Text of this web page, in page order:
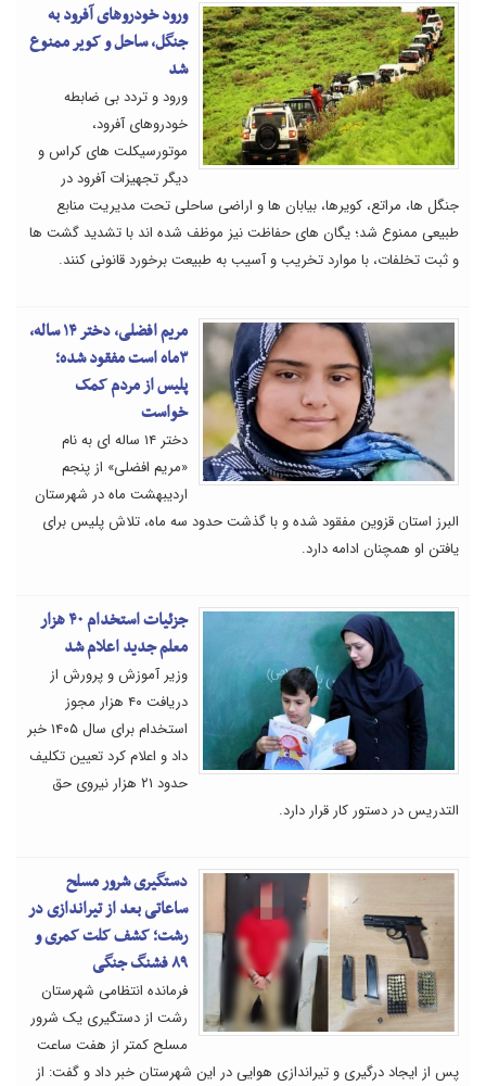
ورود خودروهای آفرود به
جنگل، ساحل و کویر ممنوع
شد
ورود و تردد بی ضابطه
خودروهای آفرود،
موتورسیکلت های کراس و
دیگر تجهیزات آفرود در
جنگل ها، مراتع، کویرها، بیابان ها و اراضی ساحلی تحت مدیریت منابع
طبیعی ممنوع شد؛ یگان های حفاظت نیز موظف شده اند با تشدید گشت ها
و ثبت تخلفات، با موارد تخریب و آسیب به طبیعت برخورد قانونی کنند.
مریم افضلی، دختر ۱۴ ساله،
۳ماه است مفقود شده؛
پلیس از مردم کمک
خواست
دختر ۱۴ ساله ای به نام
«مریم افضلی» از پنجم
اردیبهشت ماه در شهرستان
البرز استان قزوین مفقود شده و با گذشت حدود سه ماه، تلاش پلیس برای
یافتن او همچنان ادامه دارد.
جزئیات استخدام ۴۰ هزار
معلم جدید اعلام شد
وزیر آموزش و پرورش از
دریافت ۴۰ هزار مجوز
استخدام برای سال ۱۴۰۵ خبر
داد و اعلام کرد تعیین تکلیف
حدود ۲۱ هزار نیروی حق
التدریس در دستور کار قرار دارد.
دستگیری شرور مسلح
ساعاتی بعد از تیراندازی در
رشت؛ کشف کلت کمری و
۸۹ فشنگ جنگی
فرمانده انتظامی شهرستان
رشت از دستگیری یک شرور
مسلح کمتر از هفت ساعت
پس از ایجاد درگیری و تیراندازی هوایی در این شهرستان خبر داد و گفت: از